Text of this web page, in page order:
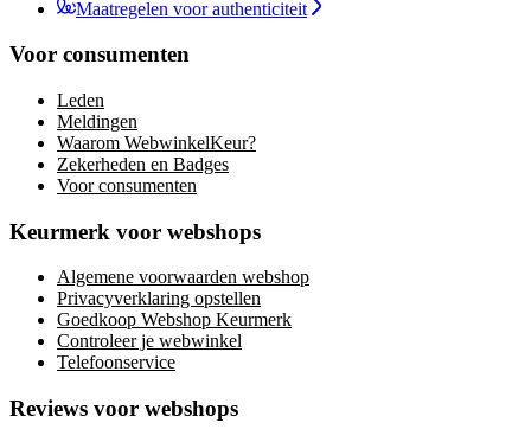
Maatregelen voor authenticiteit
Voor consumenten
Leden
Meldingen
Waarom WebwinkelKeur?
Zekerheden en Badges
Voor consumenten
Keurmerk voor webshops
Algemene voorwaarden webshop
Privacyverklaring opstellen
Goedkoop Webshop Keurmerk
Controleer je webwinkel
Telefoonservice
Reviews voor webshops